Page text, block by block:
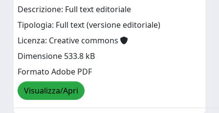
Descrizione: Full text editoriale
Tipologia: Full text (versione editoriale)
Licenza: Creative commons
Dimensione 533.8 kB
Formato Adobe PDF
Visualizza/Apri